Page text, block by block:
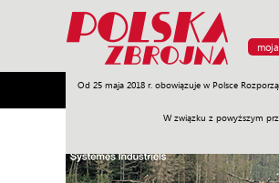
Od 25 maja 2018 r. obowiązuje w Polsce
W związku z powyższym
Armia Poligon Sprzęt Misje